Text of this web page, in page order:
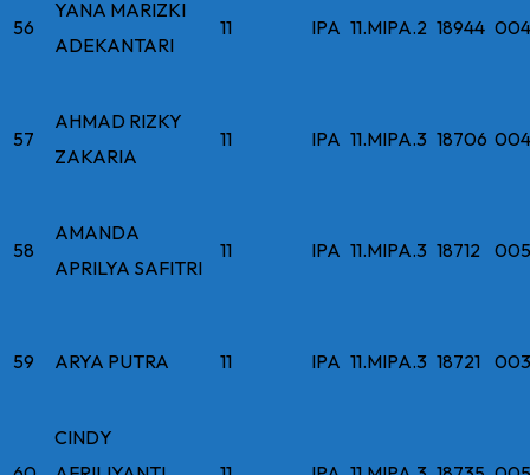
56
YANA MARIZKI
ADEKANTARI
11 IPA 11.MIPA.2 18944
57
AHMAD RIZKY
ZAKARIA
11 IPA 11.MIPA.3 18706
58
AMANDA
APRILYA SAFITRI
11 IPA 11.MIPA.3 18712
59 ARYA PUTRA 11 IPA 11.MIPA.3 18721
CINDY